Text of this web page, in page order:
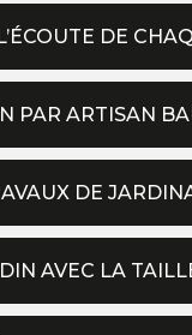
DE
PAR ARTISAN
DE
AVEC LA